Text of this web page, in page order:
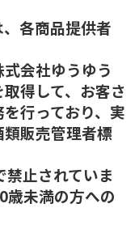
各商品提供者
会社ゆうゆう
得して、お客さ
行っており、実
販売管理者標
止されていま
歳未満の方への